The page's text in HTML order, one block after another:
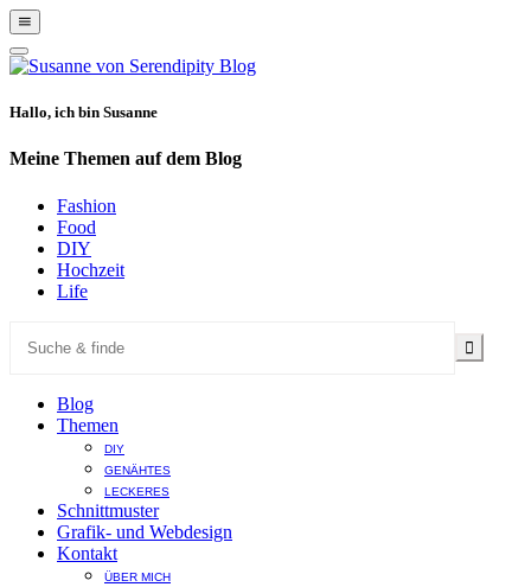
Show
Offscreen
Content
Hide
Offscreen
Hallo, ich bin Susanne
Meine Themen auf dem Blog
Fashion
Food
DIY
Hochzeit
Life
Blog
Themen
DIY
GENÄHTES
LECKERES
Schnittmuster
Grafik- und Webdesign
Kontakt
ÜBER MICH